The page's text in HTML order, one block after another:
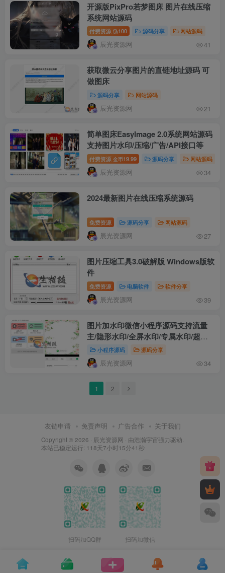
开源版PixPro若梦图床 图片在线压缩
系统网站源码
付费资源 100 源码分享 网站源码
辰光资源网 41
获取微云分享图片的直链地址源码 可
做图床
源码分享 网站源码
辰光资源网 21
简单图床EasyImage 2.0系统网站源码
支持图片水印/压缩/广告/API接口等
付费资源 金币19.99 源码分享 网站源码
辰光资源网 34
2024最新图片在线压缩系统源码
免费资源 源码分享 网站源码
辰光资源网 27
图片压缩工具3.0破解版 Windows版软
件
免费资源 电脑软件 软件分享
辰光资源网 39
图片加水印微信小程序源码支持流量
主/隐形水印/全屏水印/专属水印/超级
横幅/位置大小透明度调整
小程序源码 源码分享
辰光资源网 34
1 2
友链申请 免责声明 广告合作 关于我们
Copyright © 2026 · 辰光资源网 · 由浩瀚宇宙强力驱动.
本站已稳定运行: 118天7小时15分41秒
扫码加QQ群 扫码加微信